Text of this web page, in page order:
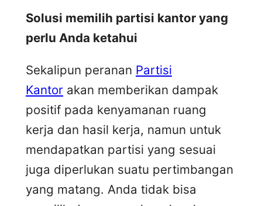
Solusi memilih partisi kantor yang
perlu Anda ketahui
Sekalipun peranan Partisi
Kantor akan memberikan dampak
positif pada kenyamanan ruang
kerja dan hasil kerja, namun untuk
mendapatkan partisi yang sesuai
juga diperlukan suatu pertimbangan
yang matang. Anda tidak bisa